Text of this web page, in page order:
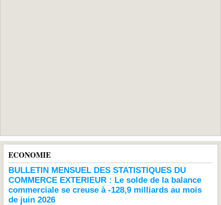
ECONOMIE
BULLETIN MENSUEL DES STATISTIQUES DU
COMMERCE EXTERIEUR : Le solde de la balance
commerciale se creuse à -128,9 milliards au mois
de juin 2026